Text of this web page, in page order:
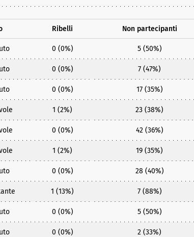
Ribelli Non partecipanti
0 (0%) 5 (50%)
0 (0%) 7 (47%)
0 (0%) 17 (35%)
1 (2%) 23 (38%)
0 (0%) 42 (36%)
1 (2%) 19 (35%)
0 (0%) 28 (40%)
1 (13%) 7 (88%)
0 (0%) 5 (50%)
0 (0%) 2 (33%)